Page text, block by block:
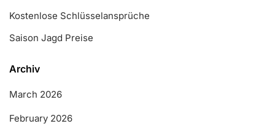
Kostenlose Schlüsselansprüche
Saison Jagd Preise
Archiv
March 2026
February 2026